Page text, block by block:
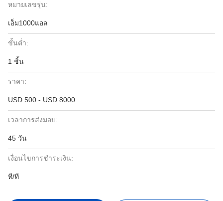
หมายเลขรุ่น:
เอ็ม1000แอล
ขั้นต่ำ:
1 ชิ้น
ราคา:
USD 500 - USD 8000
เวลาการส่งมอบ:
45 วัน
เงื่อนไขการชำระเงิน:
ที/ที